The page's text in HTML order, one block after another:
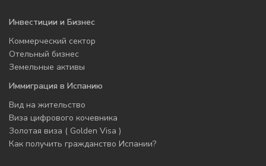
Инвестиции и Бизнес
Коммерческий сектор
Отельный бизнес
Земельные активы
Иммиграция в Испанию
Вид на жительство
Виза цифрового кочевника
Золотая виза ( Golden Visa )
Как получить гражданство Испании?